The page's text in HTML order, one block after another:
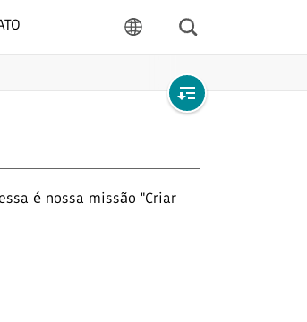
navegação
é nossa missão "Criar